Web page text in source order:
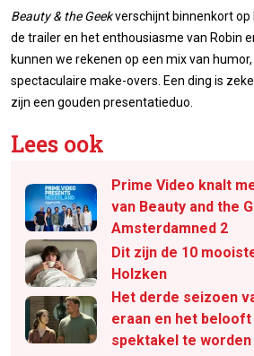
Beauty & the Geekverschijnt binnenkort op
de trailer en het enthousiasme van Robin
kunnen we rekenen op een mix van
spectaculaire make-overs. Een ding is
zijn een gouden presentatieduo.
Lees ook
Prime Video knalt
van Beauty and the
Amsterdamned 2
Dit zijn de 10
Holzken
Het derde seizoen
eraan en het
spektakel te worden